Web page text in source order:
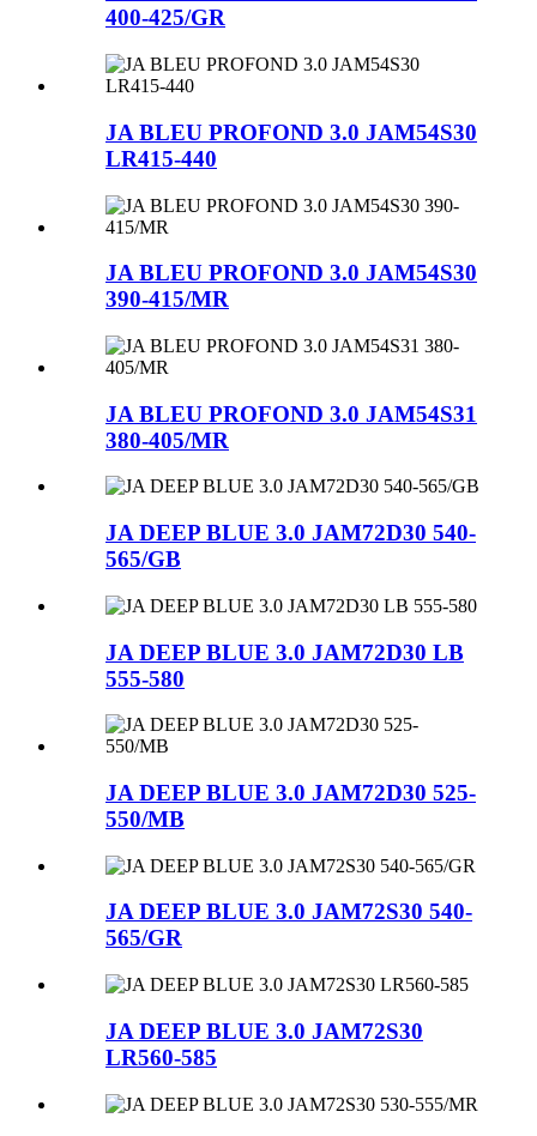
400-425/GR
JA BLEU PROFOND 3.0 JAM54S30
LR415-440
JA BLEU PROFOND 3.0 JAM54S30
390-415/MR
JA BLEU PROFOND 3.0 JAM54S31
380-405/MR
JA DEEP BLUE 3.0 JAM72D30 540-
565/GB
JA DEEP BLUE 3.0 JAM72D30 LB
555-580
JA DEEP BLUE 3.0 JAM72D30 525-
550/MB
JA DEEP BLUE 3.0 JAM72S30 540-
565/GR
JA DEEP BLUE 3.0 JAM72S30
LR560-585